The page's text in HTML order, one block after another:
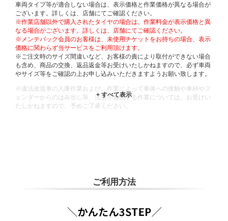
車両タイプ等が適合しない場合は、表示価格と作業価格が異なる場合が
ございます。詳しくは、店舗にてご確認ください。
※作業店舗以外で購入されたタイヤの場合は、作業料金が表示価格と異
なる場合がございます。詳しくは、店舗にてご確認ください。
※メンテパック会員のお客様は、未使用チケットをお持ちの場合、表示
価格に関わらず当サービスをご利用頂けます。
※ご注文時のサイズ間違いなど、お客様の責により取付ができない場合
も含め、商品の交換、返品返金等お受けいたしかねますので、必ず車両
やサイズ等をご確認の上お申し込みいただきますようお願い致します。
※違法改造車の入庫作業および、作業によって車体への接触や車枠やフ
ェンダーからのはみ出し等、法規を逸脱する作業については、お受けい
たしかねますので、予めご了承ください。
ご利用方法